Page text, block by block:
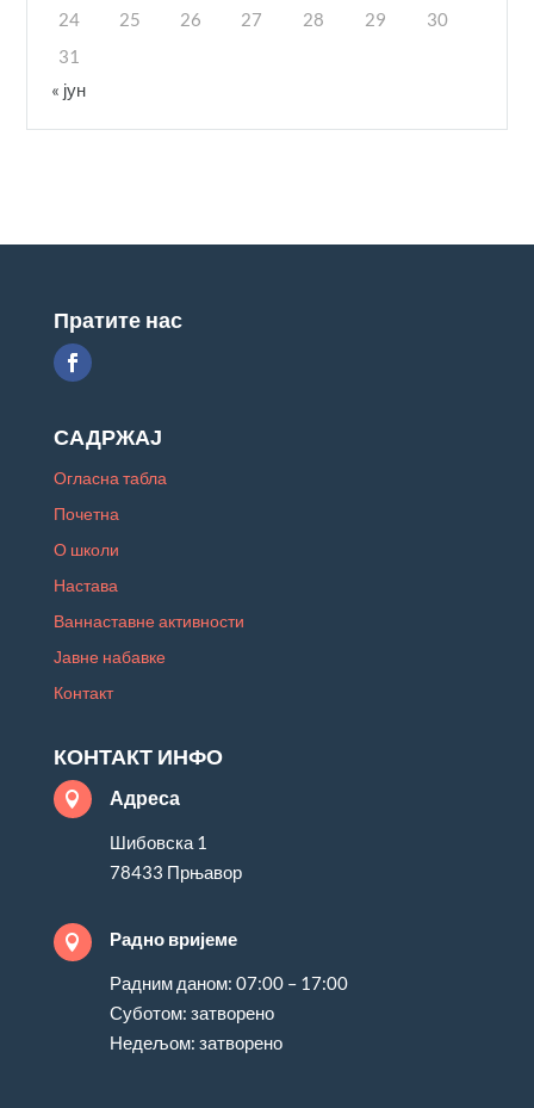
24
25 26 27 28 29
30
31
« јун
Пратите нас
САДРЖАЈ
Огласна табла
Почетна
О школи
Настава
Ваннаставне активности
Јавне набавке
Контакт
КОНТАКТ ИНФО
 Адреса
Шибовска 1
78433 Прњавор
 Радно вријеме
Радним даном: 07:00 – 17:00
Суботом: затворено
Недељом: затворено